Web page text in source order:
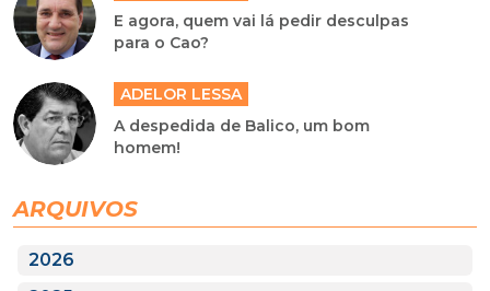
E agora, quem vai lá pedir desculpas
para o Cao?
ADELOR LESSA
A despedida de Balico, um bom
homem!
ARQUIVOS
2026